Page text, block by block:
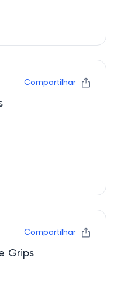
Compartilhar
Compartilhar
Grips